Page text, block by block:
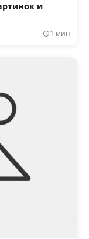
и
1 мин